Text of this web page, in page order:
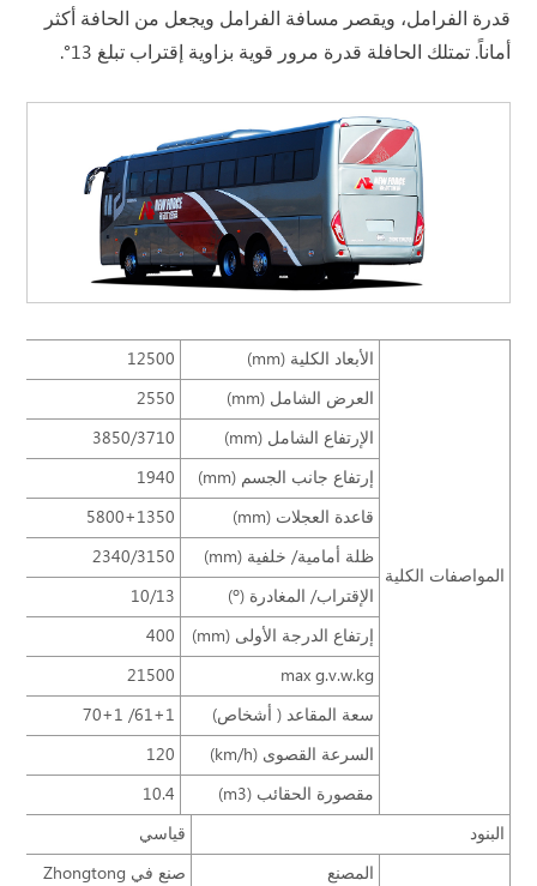
قدرة الفرامل، ويقصر مسافة الفرامل ويجعل من الحافة أكثر
أماناً. تمتلك الحافلة قدرة مرور قوية بزاوية إقتراب تبلغ 13°.
المواصفات الكلية
الأبعاد الكلية (mm)
12500
العرض الشامل (mm)
2550
الإرتفاع الشامل (mm)
3850/3710
إرتفاع جانب الجسم (mm)
1940
قاعدة العجلات (mm)
5800+1350
ظلة أمامية/ خلفية (mm)
2340/3150
الإقتراب/ المغادرة (º)
10/13
إرتفاع الدرجة الأولى (mm)
400
max g.v.w.kg
21500
سعة المقاعد ( أشخاص)
61+1/ 70+1
السرعة القصوى (km/h)
120
مقصورة الحقائب (m3)
10.4
البنود
قياسي
المصنع
صنع في Zhongtong